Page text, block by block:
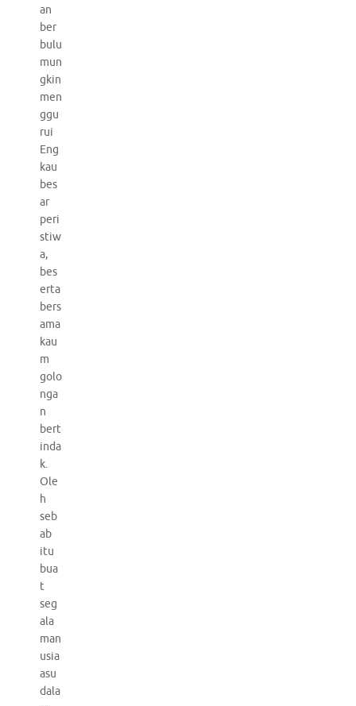
an
ber
bulu
mun
gkin
men
ggu
rui
Eng
kau
bes
ar
peri
stiw
a,
bes
erta
bers
ama
kau
m
golo
nga
n
bert
inda
k.
Ole
h
seb
ab
itu
bua
t
seg
ala
man
usia
asu
dala